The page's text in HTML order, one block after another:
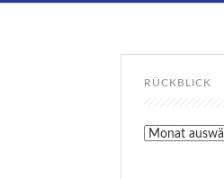
RÜCKBLICK
Rückblick